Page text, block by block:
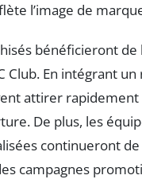
l’image de
bénéficieront
Club. En intégrant un
attirer
De plus, les
continueront
campagnes